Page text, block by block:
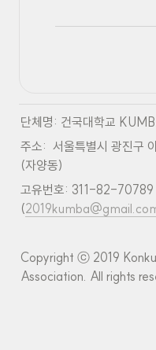
단체명: 건국대학교
주소:  서울특별시 광진구
(자양동)
고유번호: 311-82-70789
(
Copyright ⓒ 2019
Association. All rights